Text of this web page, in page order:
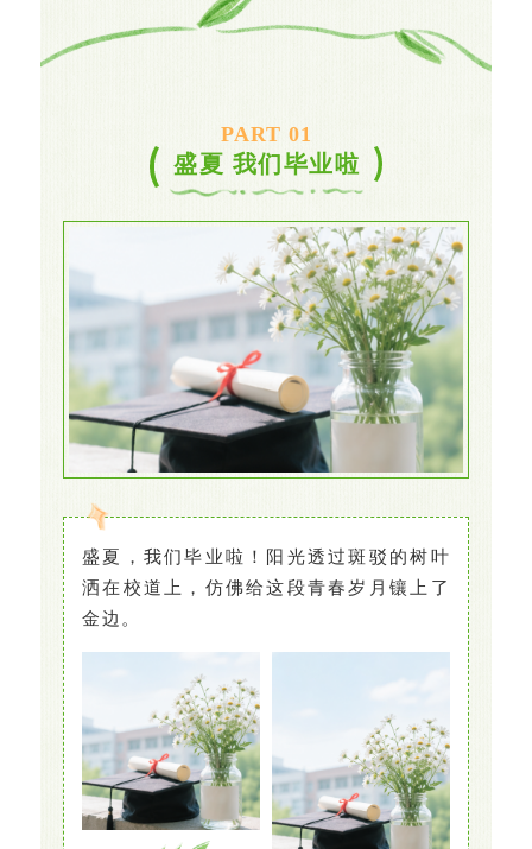
PART 01
盛夏 我们毕业啦
盛夏，我们毕业啦！阳光透过斑驳的树叶
洒在校道上，仿佛给这段青春岁月镶上了
金边。